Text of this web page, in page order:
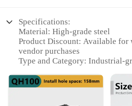
Specifications:
Material: High-grade steel
Product Discount: Available for
vendor purchases
Type and Category: Industrial-
construction
Usage and Purpose: Ideal for